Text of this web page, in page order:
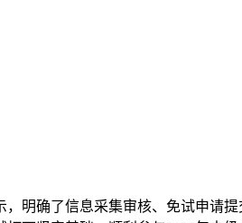
明确了信息采集审核、免试申请